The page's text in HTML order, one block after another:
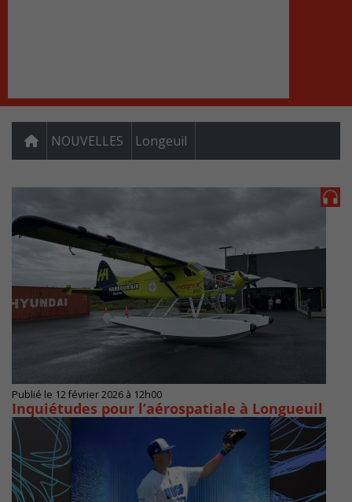
NOUVELLES Longeuil
Publié le 12 février 2026 à 12h00
Inquiétudes pour l’aérospatiale à Longueuil